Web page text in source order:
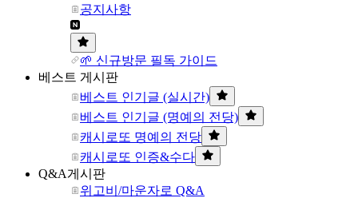
공지사항
🌱 신규방문 필독 가이드
베스트 게시판
베스트 인기글 (실시간)
베스트 인기글 (명예의 전당)
캐시로또 명예의 전당
캐시로또 인증&수다
Q&A게시판
위고비/마운자로 Q&A